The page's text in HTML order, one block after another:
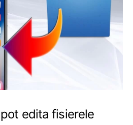
edita fisierele